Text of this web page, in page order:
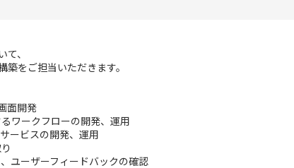
て、
をご担当いただきます。
面開発
ワークフローの開発、運用
ービスの開発、運用
ユーザーフィードバックの確認